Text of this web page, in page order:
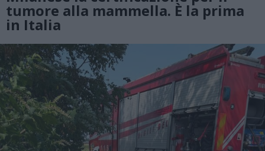
tumore alla mammella. È la prima
in Italia